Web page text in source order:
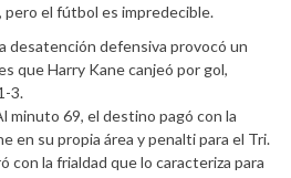
el fútbol es impredecible.
desatención defensiva provocó un
que Harry Kane canjeó por gol,
3.
minuto 69, el destino pagó con la
en su propia área y penalti para el Tri.
con la frialdad que lo caracteriza para